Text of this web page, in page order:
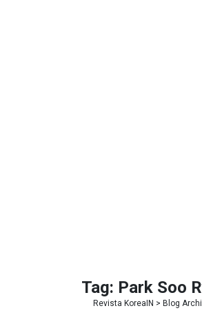
Tag: Park Soo
Revista KoreaIN > Blog